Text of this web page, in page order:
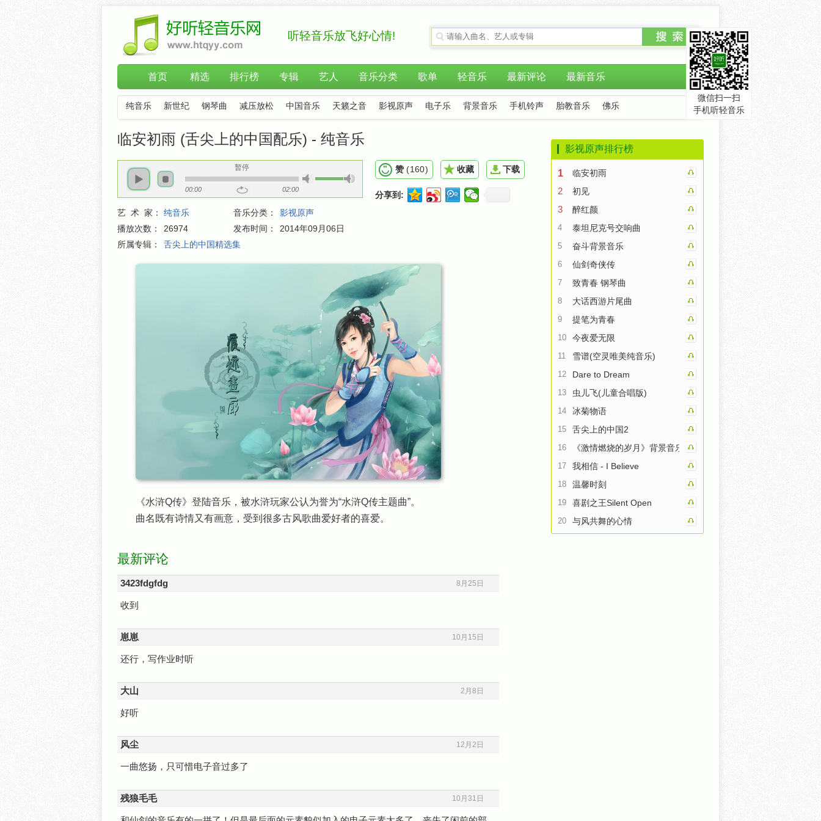
听轻音乐放飞好心情!
首页 精选 排行榜 专辑 艺人 音乐分类 歌单 轻音乐 最新评论 最新音乐
纯音乐 新世纪 钢琴曲 减压放松 中国音乐 天籁之音 影视原声 电子乐 背景音乐 手机铃声 胎教音乐 佛乐
临安初雨 (舌尖上的中国配乐) - 纯音乐
暂停
00:00 02:00
艺 术 家： 纯音乐 音乐分类：
影视原声
播放次数：
26974 发布时间：
2014年09月06日
所属专辑：
舌尖上的中国精选集
赞 (160) 收藏 下载
分享到:
《水浒Q传》登陆音乐，被水浒玩家公认为誉为“水浒Q传主题曲”。
曲名既有诗情又有画意，受到很多古风歌曲爱好者的喜爱。
最新评论
3423fdgfdg 8月25日
收到
崽崽 10月15日
还行，写作业时听
大山 2月8日
好听
风尘 12月2日
一曲悠扬，只可惜电子音过多了
残狼毛毛 10月31日
影视原声排行榜
1 临安初雨
2 初见
3 醉红颜
4 泰坦尼克号交响曲
5 奋斗背景音乐
6 仙剑奇侠传
7 致青春 钢琴曲
8 大话西游片尾曲
9 提笔为青春
10 今夜爱无限
11 雪谱(空灵唯美纯音乐)
12 Dare to Dream
13 虫儿飞(儿童合唱版)
14 冰菊物语
15 舌尖上的中国2
16 《激情燃烧的岁月》背景音乐（小号）
17 我相信 - I Believe
18 温馨时刻
19 喜剧之王Silent Open
20 与风共舞的心情
微信扫一扫
手机听轻音乐